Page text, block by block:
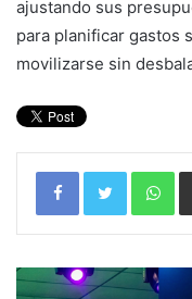
ajustando sus
para planificar gastos
movilizarse sin